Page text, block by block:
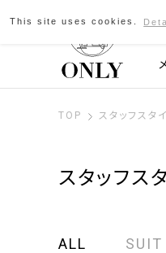
TOP スタッフスタ
スタッフス
ALL SUIT
This site uses cookies.